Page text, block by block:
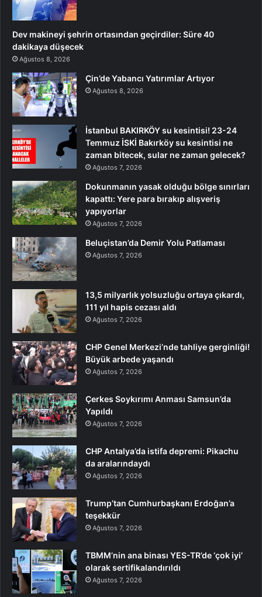
Dev makineyi şehrin ortasından geçirdiler: Süre 40
dakikaya düşecek
Ağustos 8, 2026
Çin’de Yabancı Yatırımlar Artıyor
Ağustos 8, 2026
İstanbul BAKIRKÖY su kesintisi! 23-24
Temmuz İSKİ Bakırköy su kesintisi ne
zaman bitecek, sular ne zaman gelecek?
Ağustos 7, 2026
Dokunmanın yasak olduğu bölge sınırları
kapattı: Yere para bırakıp alışveriş
yapıyorlar
Ağustos 7, 2026
Beluçistan’da Demir Yolu Patlaması
Ağustos 7, 2026
13,5 milyarlık yolsuzluğu ortaya çıkardı,
111 yıl hapis cezası aldı
Ağustos 7, 2026
CHP Genel Merkezi’nde tahliye gerginliği!
Büyük arbede yaşandı
Ağustos 7, 2026
Çerkes Soykırımı Anması Samsun’da
Yapıldı
Ağustos 7, 2026
CHP Antalya’da istifa depremi: Pikachu
da aralarındaydı
Ağustos 7, 2026
Trump’tan Cumhurbaşkanı Erdoğan’a
teşekkür
Ağustos 7, 2026
TBMM’nin ana binası YES-TR’de ‘çok iyi’
olarak sertifikalandırıldı
Ağustos 7, 2026